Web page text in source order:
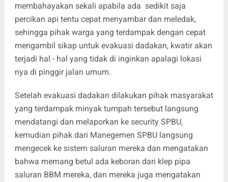
membahayakan sekali apabila ada sedikit saja
percikan api tentu cepat menyambar dan meledak,
sehingga pihak warga yang terdampak dengan cepat
mengambil sikap untuk evakuasi dadakan, kwatir akan
terjadi hal - hal yang tidak di inginkan apalagi lokasi
nya di pinggir jalan umum.
‎Setelah evakuasi dadakan dilakukan pihak masyarakat
yang terdampak minyak tumpah tersebut langsung
mendatangi dan melaporkan ke security SPBU,
kemudian pihak dari Manegemen SPBU langsung
mengecek ke sistem saluran mereka dan mengatakan
bahwa memang betul ada keboran dari klep pipa
saluran BBM mereka, dan mereka juga mengatakan